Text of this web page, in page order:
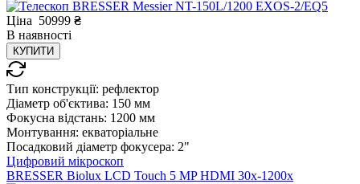
Ціна 50999 ₴
В наявності
КУПИТИ
Тип конструкції: рефлектор
Діаметр об'єктива: 150 мм
Фокусна відстань: 1200 мм
Монтування: екваторіальне
Посадковий діаметр фокусера: 2"
Цифровий мікроскоп
BRESSER Biolux LCD Touch 5 MP HDMI 30x-1200x